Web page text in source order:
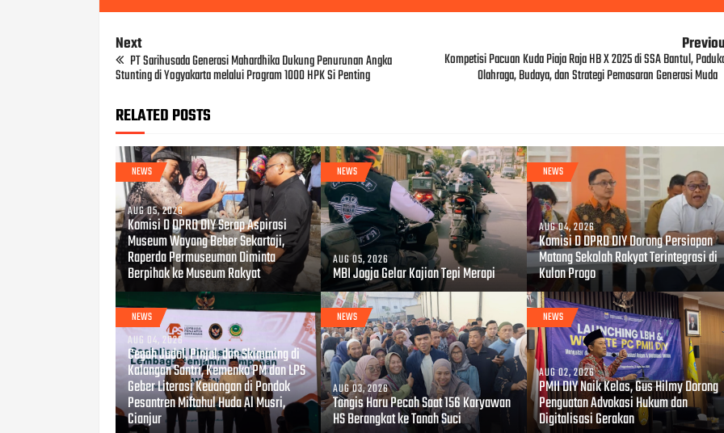
Next
PT Sarihusada Generasi Mahardhika Dukung Penurunan Angka
Stunting di Yogyakarta melalui Program 1000 HPK Si Penting
Kompetisi Pacuan Kuda Piaja Raja HB X 2025 di SSA Bantul,
Olahraga, Budaya, dan Strategi Pemasaran Generasi Muda
RELATED POSTS
NEWS
AUG 05, 2026
Komisi D DPRD DIY Serap Aspirasi
Museum Wayang Beber Sekartaji,
Raperda Permuseuman Diminta
Berpihak ke Museum Rakyat
NEWS
AUG 05, 2026
MBI Jogja Gelar Kajian Tepi Merapi
NEWS
AUG 04, 2026
Komisi D DPRD DIY Dorong Persiapan
Matang Sekolah Rakyat Terintegrasi di
Kulon Progo
NEWS
AUG 04, 2026
Cegah Judol, Pinjol, dan Skimming di
Kalangan Santri, Kemenko PM dan LPS
Geber Literasi Keuangan di Pondok
Pesantren Miftahul Huda Al Musri,
Cianjur
NEWS
AUG 03, 2026
Tangis Haru Pecah Saat 156 Karyawan
HS Berangkat ke Tanah Suci
NEWS
AUG 02, 2026
PMII DIY Naik Kelas, Gus Hilmy Dorong
Penguatan Advokasi Hukum dan
Digitalisasi Gerakan